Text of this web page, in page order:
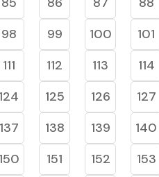
98 99 100 101
111 112 113 114
124 125 126 127
137 138 139 140
150 151 152 153